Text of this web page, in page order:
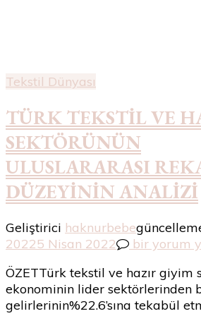
Tekstil Dünyası
TÜRK TEKSTİL VE
SEKTÖRÜNÜN
ULUSLARARASI
DÜZEYİNİN ANALİZİ
Geliştirici haknurbebe
20225 Nisan 2022
TÜRK
VE
bir yorum
ÖZETTürk tekstil ve hazır giyim
ekonominin lider sektörlerinden
gelirlerinin%22.6’sına tekabül